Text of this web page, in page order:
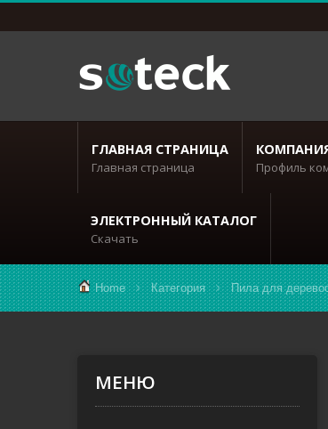
ГЛАВНАЯ СТРАНИЦА
Главная страница Профиль
ЭЛЕКТРОННЫЙ КАТАЛОГ
Скачать
Home Категория Пила для
МЕНЮ